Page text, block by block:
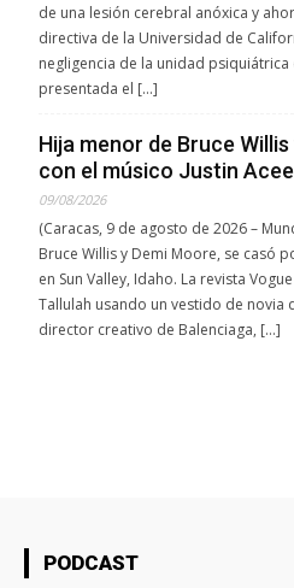
de una lesión cerebral anóxica y
directiva de la Universidad de
negligencia de la unidad psiquiátrica
presentada el […]
Hija menor de Bruce
con el músico Justin Acee
09/08/2026
(Caracas, 9 de agosto de 2026 –
Bruce Willis y Demi Moore, se casó
en Sun Valley, Idaho. La revista
Tallulah usando un vestido de novia
director creativo de Balenciaga, […]
PODCAST